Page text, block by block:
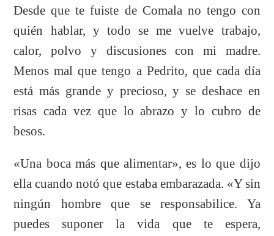
Desde que te fuiste de Comala no tengo con
quién hablar, y todo se me vuelve trabajo,
calor, polvo y discusiones con mi madre.
Menos mal que tengo a Pedrito, que cada día
está más grande y precioso, y se deshace en
risas cada vez que lo abrazo y lo cubro de
besos.
«Una boca más que alimentar», es lo que dijo
ella cuando notó que estaba embarazada. «Y sin
ningún hombre que se responsabilice. Ya
puedes suponer la vida que te espera,